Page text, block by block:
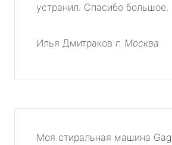
устранил. Спасибо большое.
Илья Дмитраков г. Москва
Моя стиральная машина